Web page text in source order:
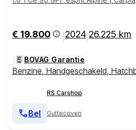
€ 19.800 2024 26.225 km
BOVAG Garantie
Benzine, Handgeschakeld,
RS Carshop
Guttecoven
Bel